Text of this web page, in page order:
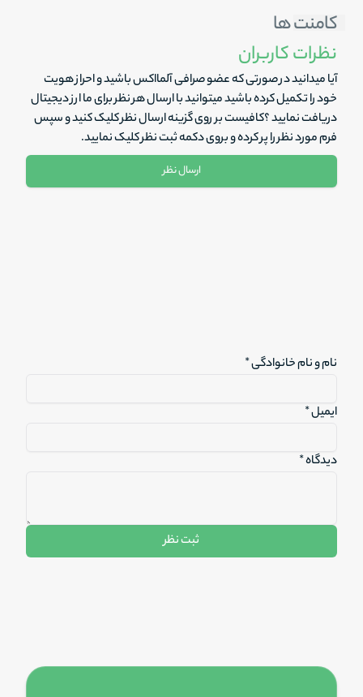
کامنت ها
نظرات کاربران
آیا میدانید در صورتی که عضو صرافی آلمااکس باشید و احراز هویت
خود را تکمیل کرده باشید میتوانید با ارسال هر نظر برای ما ارز دیجیتال
دریافت نمایید ؟کافیست بر روی گزینه ارسال نظر کلیک کنید و سپس
فرم مورد نظر را پر کرده و بروی دکمه ثبت نظر کلیک نمایید.
ارسال نظر
نام و نام خانوادگی *
ایمیل *
دیدگاه *
ثبت نظر